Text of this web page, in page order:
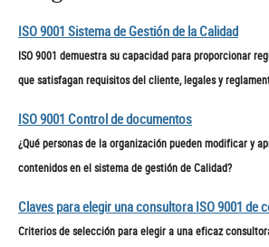
ISO 9001 Sistema de Gestión de la Calidad
ISO 9001 demuestra su capacidad para proporcionar
que satisfagan requisitos del cliente, legales y
ISO 9001 Control de documentos
¿Qué personas de la organización pueden modificar y
contenidos en el sistema de gestión de Calidad?
Claves para elegir una consultora ISO 9001 de
Criterios de selección para elegir a una eficaz